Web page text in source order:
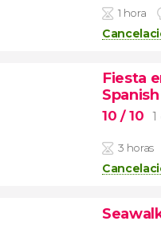
1 hora
Fiesta
10 / 10
3 horas